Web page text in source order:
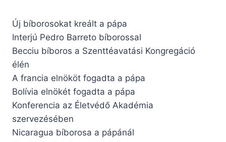
Új bíborosokat kreált a pápa
Interjú Pedro Barreto bíborossal
Becciu bíboros a Szenttéavatási Kongregáció
élén
A francia elnököt fogadta a pápa
Bolívia elnökét fogadta a pápa
Konferencia az Életvédő Akadémia
szervezésében
Nicaragua bíborosa a pápánál